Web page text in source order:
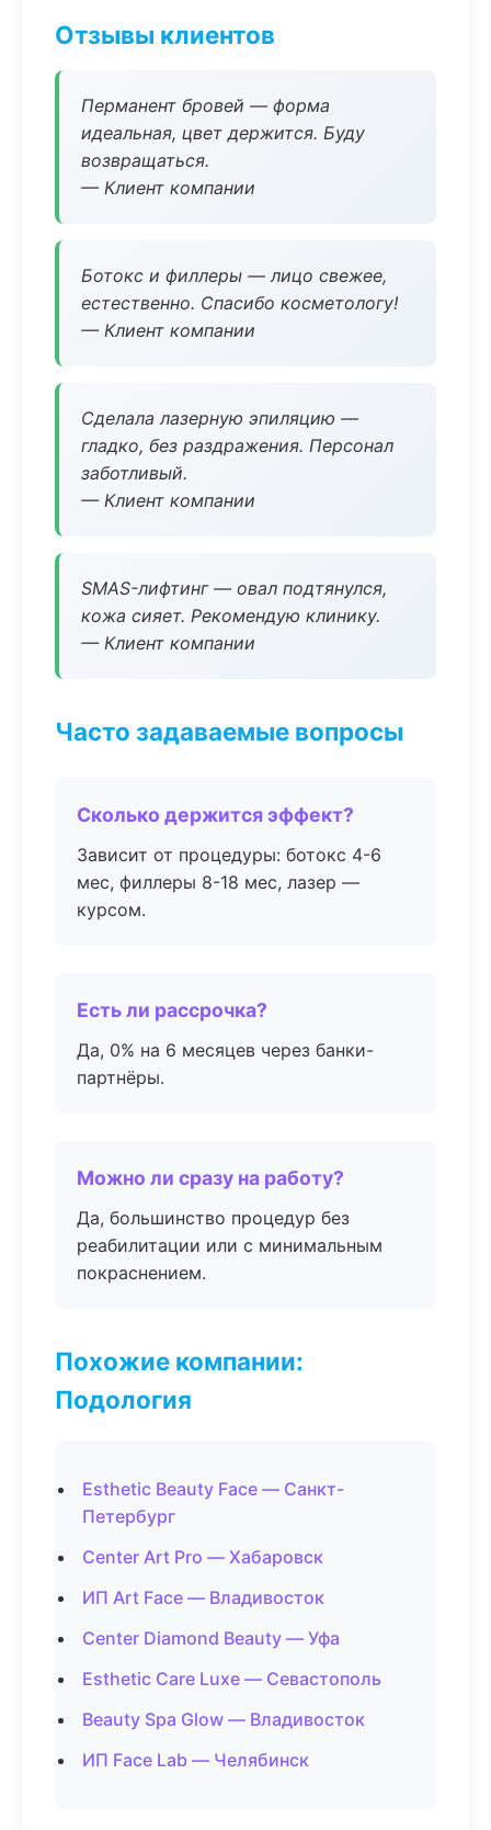
Отзывы клиентов
Перманент бровей — форма
идеальная, цвет держится. Буду
возвращаться.
— Клиент компании
Ботокс и филлеры — лицо свежее,
естественно. Спасибо косметологу!
— Клиент компании
Сделала лазерную эпиляцию —
гладко, без раздражения. Персонал
заботливый.
— Клиент компании
SMAS-лифтинг — овал подтянулся,
кожа сияет. Рекомендую клинику.
— Клиент компании
Часто задаваемые вопросы
Сколько держится эффект?
Зависит от процедуры: ботокс 4-6
мес, филлеры 8-18 мес, лазер —
курсом.
Есть ли рассрочка?
Да, 0% на 6 месяцев через банки-
партнёры.
Можно ли сразу на работу?
Да, большинство процедур без
реабилитации или с минимальным
покраснением.
Похожие компании:
Подология
Esthetic Beauty Face — Санкт-
Петербург
Center Art Pro — Хабаровск
ИП Art Face — Владивосток
Center Diamond Beauty — Уфа
Esthetic Care Luxe — Севастополь
Beauty Spa Glow — Владивосток
ИП Face Lab — Челябинск